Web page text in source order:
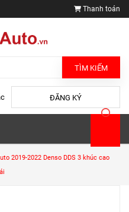
Thanh toán
TÌM KIẾM
ĐĂNG KÝ
2019-2022 Denso DDS 3 khúc cao